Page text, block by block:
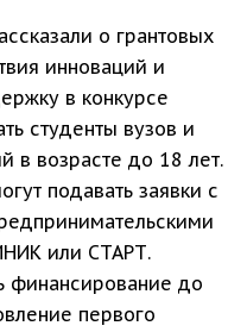
о грантовых
инноваций и
в конкурсе
студенты вузов и
в возрасте до 18 лет.
подавать заявки с
или СТАРТ.
финансирование до
первого